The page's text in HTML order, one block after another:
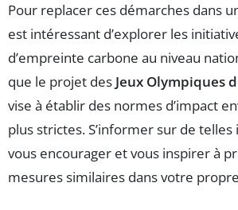
Pour replacer ces démarches dans
est intéressant d’explorer les
d’empreinte carbone au niveau
que le projet des Jeux Olympiques
vise à établir des normes d’impact
plus strictes. S’informer sur de
vous encourager et vous inspirer à
mesures similaires dans votre